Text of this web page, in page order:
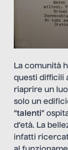
La comunità
questi difficili
riaprire un
solo un
“talenti”
d’età. La
infatti